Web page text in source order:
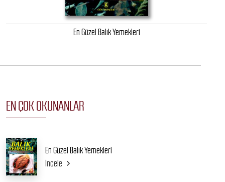
En Güzel Balık Yemekleri
EN ÇOK OKUNANLAR
En Güzel Balık Yemekleri
İncele